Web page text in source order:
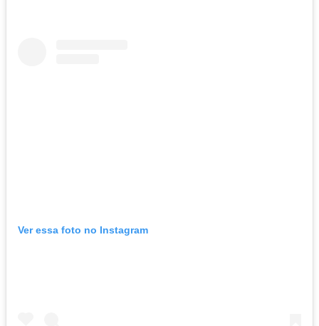
Ver essa foto no Instagram